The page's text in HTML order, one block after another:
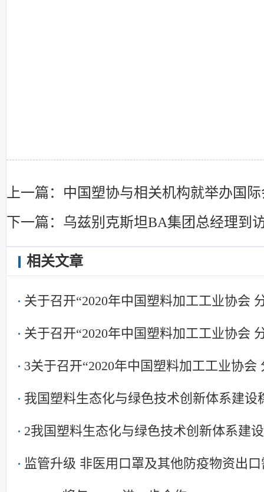
上一篇：中国塑协与相关机构就举办国
下一篇：乌兹别克斯坦BA集团总经理到
相关文章
关于召开“2020年中国塑料加工工业协会
关于召开“2020年中国塑料加工工业协会
3关于召开“2020年中国塑料加工工业协
我国塑料生态化与绿色技术创新体系建设
2我国塑料生态化与绿色技术创新体系建
监管升级 非医用口罩及其他防疫物资出